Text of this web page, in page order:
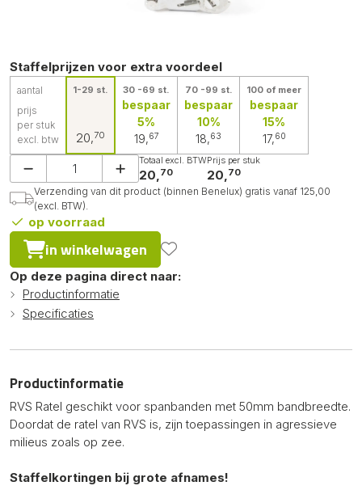
Staffelprijzen voor extra voordeel
aantal
prijs
per stuk
excl. btw
1-29 st.
20,70
30 -69 st.
bespaar
5%
19,67
70 -99 st.
bespaar
10%
18,63
100 of meer
bespaar
15%
17,60
Totaal excl. BTW
20, 70
Prijs per stuk
20, 70
Verzending van dit product (binnen Benelux) gratis vanaf 125,00
(excl. BTW).
op voorraad
in winkelwagen
Op deze pagina direct naar:
Productinformatie
Specificaties
Productinformatie
RVS Ratel geschikt voor spanbanden met 50mm bandbreedte.
Doordat de ratel van RVS is, zijn toepassingen in agressieve
milieus zoals op zee.
Staffelkortingen bij grote afnames!